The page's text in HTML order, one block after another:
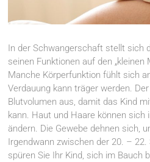
In der Schwangerschaft stellt sich
seinen Funktionen auf den „kleinen
Manche Körperfunktion fühlt sich
Verdauung kann träger werden.
Blutvolumen aus, damit das Kind
kann. Haut und Haare können sich
ändern. Die Gewebe dehnen sich,
Irgendwann zwischen der 20. –
spüren Sie Ihr Kind, sich im Bauch